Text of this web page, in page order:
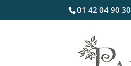
01 42 04 90 30